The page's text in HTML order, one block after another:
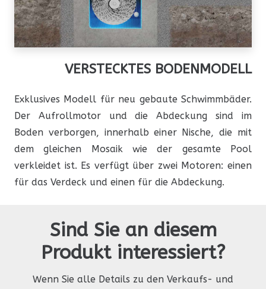
VERSTECKTES BODENMODELL
Exklusives Modell für neu gebaute Schwimmbäder.
Der Aufrollmotor und die Abdeckung sind im
Boden verborgen, innerhalb einer Nische, die mit
dem gleichen Mosaik wie der gesamte Pool
verkleidet ist. Es verfügt über zwei Motoren: einen
für das Verdeck und einen für die Abdeckung.
Sind Sie an diesem
Produkt interessiert?
Wenn Sie alle Details zu den Verkaufs- und